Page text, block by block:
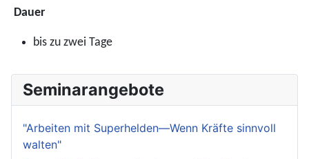
Dauer
bis zu zwei Tage
Seminarangebote
"Arbeiten mit Superhelden—Wenn Kräfte sinnvoll
walten"